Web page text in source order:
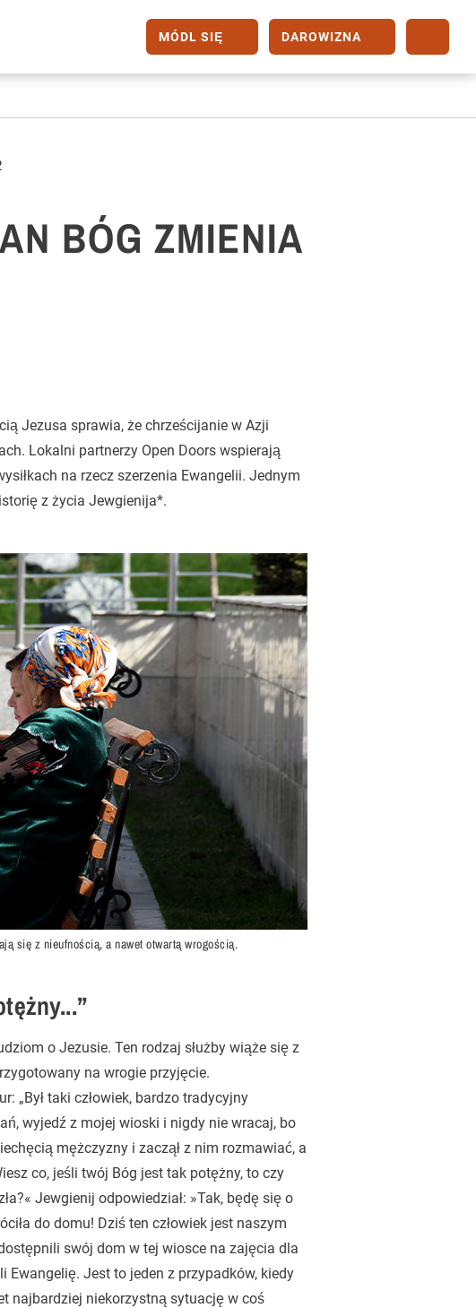
MÓDL SIĘ DAROWIZNA
BÓG ZMIENIA
Jezusa sprawia, że chrześcijanie w Azji
Lokalni partnerzy Open Doors wspierają
na rzecz szerzenia Ewangelii. Jednym
z życia Jewgienija*.
się z nieufnością, a nawet otwartą wrogością.
o Jezusie. Ten rodzaj służby wiąże się z
na wrogie przyjęcie.
„Był taki człowiek, bardzo tradycyjny
wyjedź z mojej wioski i nigdy nie wracaj, bo
mężczyzny i zaczął z nim rozmawiać, a
co, jeśli twój Bóg jest tak potężny, to czy
Jewgienij odpowiedział: »Tak, będę się o
do domu! Dziś ten człowiek jest naszym
swój dom w tej wiosce na zajęcia dla
Ewangelię. Jest to jeden z przypadków, kiedy
najbardziej niekorzystną sytuację w coś